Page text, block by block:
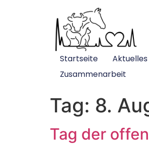
Startseite
Zusammenarbeit
Tag: 8.
Tag der